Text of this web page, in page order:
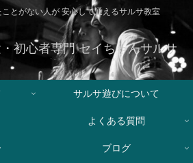
とがない人が 安心して通えるサルサ教室
初心者専門 セイちゃんサルサ
サルサ遊びについて
よくある質問
ブログ